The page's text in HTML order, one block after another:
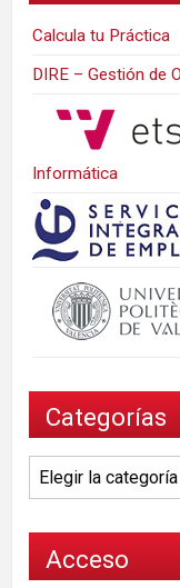
Calcula tu Práctica
DIRE – Gestión de
Informática
Categorías
Categorías
Acceso